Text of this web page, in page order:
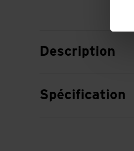
Description
Spécification